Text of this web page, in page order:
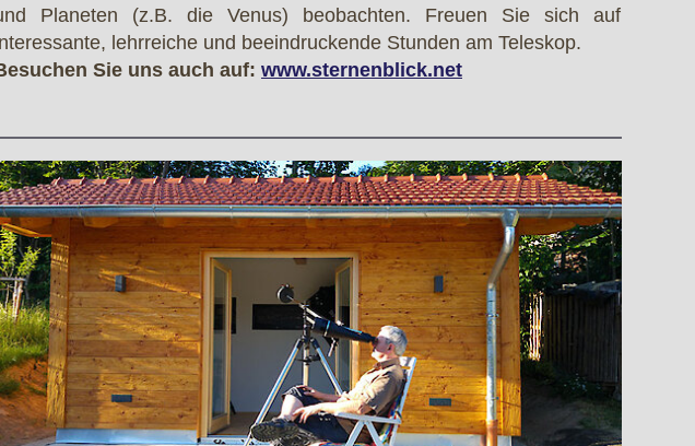
Planeten (z.B. die Venus) beobachten. Freuen Sie sich auf
lehrreiche und beeindruckende Stunden am Teleskop.
Sie uns auch auf: www.sternenblick.net